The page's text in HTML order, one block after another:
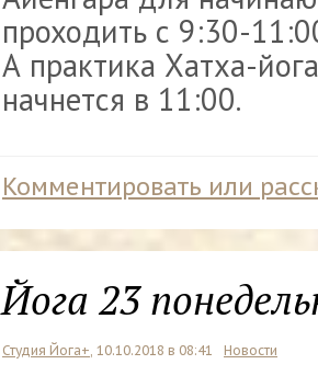
проходить с 9:30-
А практика Хатха-
начнется в 11:00.
Комментировать или
Йога 23
Студия Йога+ , 10.10.2018 в 08:41 Новости